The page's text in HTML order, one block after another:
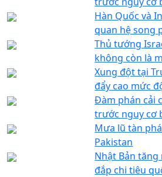
Hàn Quốc và
quan hệ song
Thủ tướng
không còn là
Xung đột tại
đẩy cao mức
Đàm phán cải
trước nguy cơ
Mưa lũ tàn
Pakistan
Nhật Bản
đắp chi tiêu